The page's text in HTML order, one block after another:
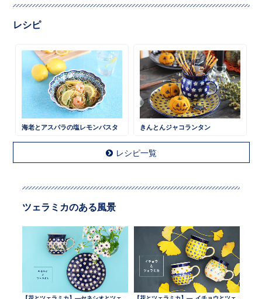
レシピ
海老とアスパラの塩レモンパスタ きんとんジャコランタン
レシピ一覧
ツェラミカのある風景